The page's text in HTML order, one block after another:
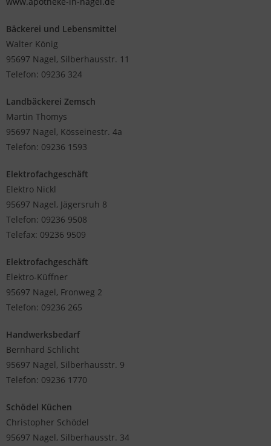
Bäckerei und Lebensmittel
Walter König
95697 Nagel, Silberhausstr. 11
Telefon: 09236 324
Landbäckerei Zemsch
Martin Thomys
95697 Nagel, Kösseinestr. 4a
Telefon: 09236 1593
Elektrofachgeschäft
Elektro Nickl
95697 Nagel, Jägersruh 8
Telefon: 09236 9508
Telefax: 09236 9509
Elektrofachgeschäft
Elektro-Küffner
95697 Nagel, Fronweg 2
Telefon: 09236 265
Handwerksbedarf
Bernhard Schlicht
95697 Nagel, Silberhausstr. 9
Telefon: 09236 1770
Schödel Küchen
Christopher Schödel
95697 Nagel, Silberhausstr. 34